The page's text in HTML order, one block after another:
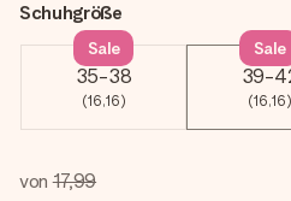
Schuhgröße
35-38
(16,16)
Sale
39-
(16,16)
Sale
von 17,99